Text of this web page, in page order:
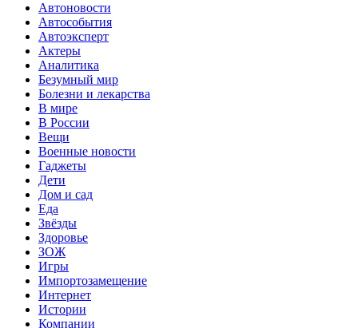
Автоновости
Автособытия
Автоэксперт
Актеры
Аналитика
Безумный мир
Болезни и лекарства
В мире
В России
Вещи
Военные новости
Гаджеты
Дети
Дом и сад
Еда
Звёзды
Здоровье
ЗОЖ
Игры
Импортозамещение
Интернет
Истории
Компании